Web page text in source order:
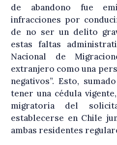
de abandono fue
infracciones por
de no ser un delito
estas faltas
Nacional de
extranjero como una
negativos”. Esto,
tener una cédula
migratoria del
establecerse en Chile
ambas residentes